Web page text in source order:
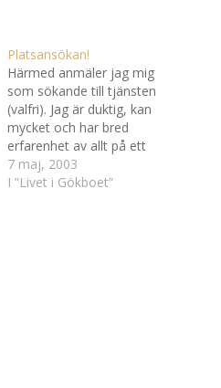
Platsansökan!
Härmed anmäler jag mig
som sökande till tjänsten
(valfri). Jag är duktig, kan
mycket och har bred
erfarenhet av allt på ett
litet företag, från
nätverksinstallationer till
7 maj, 2003
I ”Livet i Gökboet”